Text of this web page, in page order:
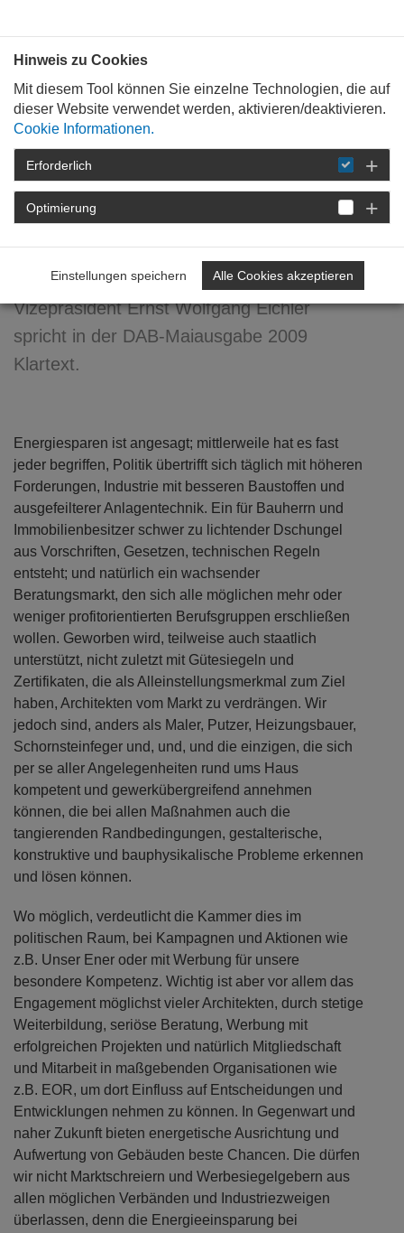
STARTSEITE DETAIL
Energie? ... mein Thema!
Vizepräsident Ernst Wolfgang Eichler
spricht in der DAB-Maiausgabe 2009
Klartext.
Energiesparen ist angesagt; mittlerweile hat es fast
jeder begriffen, Politik übertrifft sich täglich mit höheren
Forderungen, Industrie mit besseren Baustoffen und
ausgefeilterer Anlagentechnik. Ein für Bauherrn und
Immobilienbesitzer schwer zu lichtender Dschungel
aus Vorschriften, Gesetzen, technischen Regeln
entsteht; und natürlich ein wachsender
Beratungsmarkt, den sich alle möglichen mehr oder
weniger profitorientierten Berufsgruppen erschließen
wollen. Geworben wird, teilweise auch staatlich
unterstützt, nicht zuletzt mit Gütesiegeln und
Zertifikaten, die als Alleinstellungsmerkmal zum Ziel
haben, Architekten vom Markt zu verdrängen. Wir
jedoch sind, anders als Maler, Putzer, Heizungsbauer,
Schornsteinfeger und, und, und die einzigen, die sich
per se aller Angelegenheiten rund ums Haus
kompetent und gewerkübergreifend annehmen
können, die bei allen Maßnahmen auch die
tangierenden Randbedingungen, gestalterische,
konstruktive und bauphysikalische Probleme erkennen
und lösen können.
Wo möglich, verdeutlicht die Kammer dies im
politischen Raum, bei Kampagnen und Aktionen wie
z.B. Unser Ener oder mit Werbung für unsere
besondere Kompetenz. Wichtig ist aber vor allem das
Engagement möglichst vieler Architekten, durch stetige
Weiterbildung, seriöse Beratung, Werbung mit
erfolgreichen Projekten und natürlich Mitgliedschaft
und Mitarbeit in maßgebenden Organisationen wie
z.B. EOR, um dort Einfluss auf Entscheidungen und
Entwicklungen nehmen zu können. In Gegenwart und
naher Zukunft bieten energetische Ausrichtung und
Aufwertung von Gebäuden beste Chancen. Die dürfen
wir nicht Marktschreiern und Werbesiegelgebern aus
allen möglichen Verbänden und Industriezweigen
überlassen, denn die Energieeinsparung bei
Hinweis zu Cookies
Mit diesem Tool können Sie einzelne Technologien, die auf
dieser Website verwendet werden, aktivieren/deaktivieren.
Cookie Informationen.
Erforderlich
Optimierung
Einstellungen speichern Alle Cookies akzeptieren